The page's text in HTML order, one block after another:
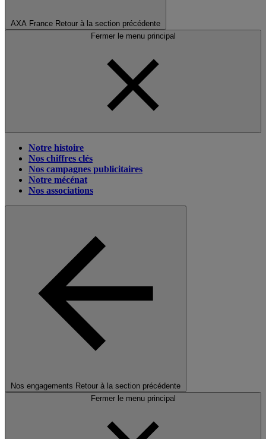
AXA France Retour à la section précédente
Fermer le menu principal
Notre histoire
Nos chiffres clés
Nos campagnes publicitaires
Notre mécénat
Nos associations
Nos engagements Retour à la section précédente
Fermer le menu principal